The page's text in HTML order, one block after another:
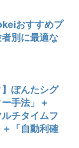
おすすめプ
別に最適な
】ぽんたシグ
手法」＋
ルチタイムフ
「自動利確